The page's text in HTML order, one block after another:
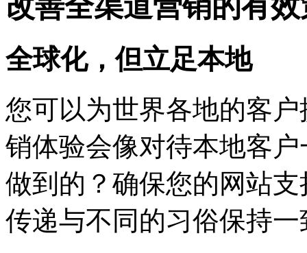
改善全渠道营销的有
全球化，但立足本地
您可以为世界各地的客
销体验会像对待本地客
做到的？确保您的网站
传递与不同的习俗保持一